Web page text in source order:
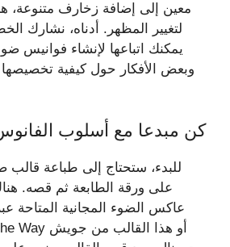
معين إلى إضافة زخارف متنوعة،
لتغيير المظهر. أدناه، نشارك
يمكنك اتباعها لإنشاء فوانيس
وبعض الأفكار حول كيفية تخصيصها
كن مبدعا مع أسلوب
للبدء، ستحتاج إلى طباعة قالب
على ورقة الطابعة ثم قصه.
عاكس الضوء المجانية المتاحة